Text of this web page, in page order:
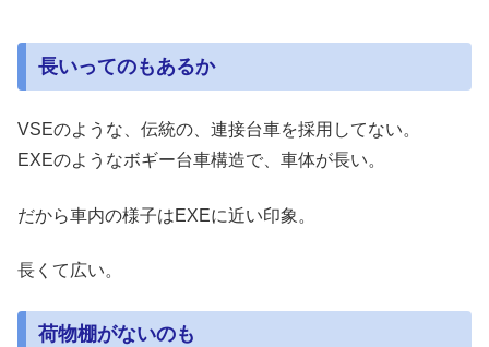
長いってのもあるか
VSEのような、伝統の、連接台車を採用してない。
EXEのようなボギー台車構造で、車体が長い。
だから車内の様子はEXEに近い印象。
長くて広い。
荷物棚がないのも